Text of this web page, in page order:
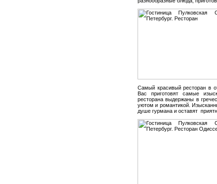
Самый красивый ресторан в
Вас приготовят самые
ресторана выдержаны в
уютом и романтикой.
душе гурмана и оставят